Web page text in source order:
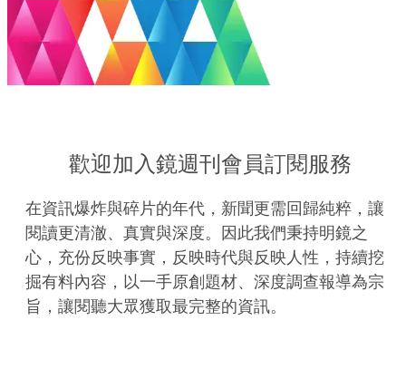
歡迎加入鏡週刊會員訂閱服務
在資訊爆炸與碎片的年代，新聞更需回歸純粹，讓
閱讀更清澈、真實與深度。因此我們秉持明鏡之
心，充份反映事實，反映時代與反映人性，持續挖
掘有料內容，以一手原創題材、深度調查報導為宗
旨，讓閱聽大眾獲取最完整的資訊。